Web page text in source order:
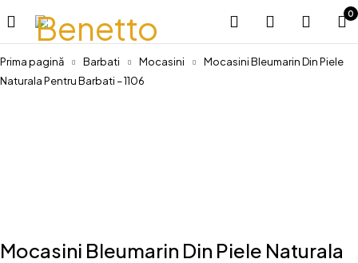
0
Prima pagină Barbati Mocasini
Mocasini Bleumarin Din Piele
Naturala Pentru Barbati – 1106
Mocasini Bleumarin Din Piele Naturala